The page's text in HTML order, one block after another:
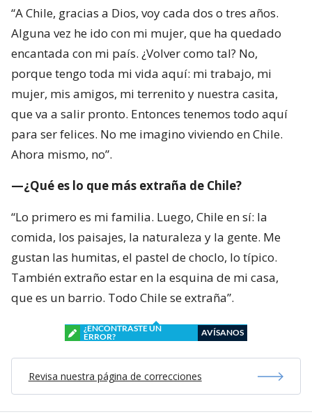
“A Chile, gracias a Dios, voy cada dos o tres años.
Alguna vez he ido con mi mujer, que ha quedado
encantada con mi país. ¿Volver como tal? No,
porque tengo toda mi vida aquí: mi trabajo, mi
mujer, mis amigos, mi terrenito y nuestra casita,
que va a salir pronto. Entonces tenemos todo aquí
para ser felices. No me imagino viviendo en Chile.
Ahora mismo, no”.
—¿Qué es lo que más extraña de Chile?
“Lo primero es mi familia. Luego, Chile en sí: la
comida, los paisajes, la naturaleza y la gente. Me
gustan las humitas, el pastel de choclo, lo típico.
También extraño estar en la esquina de mi casa,
que es un barrio. Todo Chile se extraña”.
¿ENCONTRASTE UN
ERROR?
AVÍSANOS
Revisa nuestra página de correcciones